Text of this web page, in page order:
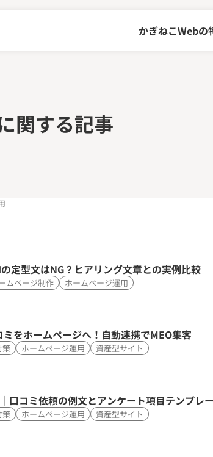
かぎねこWebの
関する記事
定型文はNG？ヒアリング文章との実例比較
ムページ制作 ホームページ運用
をホームページへ！自動連携でMEO集客
策 ホームページ運用 資産型サイト
口コミ依頼の例文とアンケート項目テンプレ
策 ホームページ運用 資産型サイト